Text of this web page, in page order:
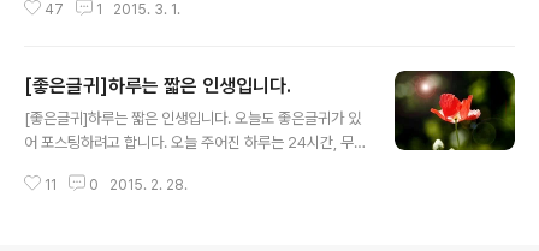
이 나는 이제 나무에 기댈 줄 알게 되었다.​ 나무에 기대어
그늘을 찾아서 지게를 내려놓고 물끄러미​ ​나를 쳐다보셨는
지 알게 되었다 나는 이제 강물을 따라서 흐를 줄도 알게 되
었다​ 강물을 따라 흘러가다 절벽을 휘감아돌 때가 가장 찬
에 지게를 두고 종아리를 씻고 돌아와서 내 이름을 한번씩
47 1 2015. 3. 1.
[좋은글귀]하루는 짧은 인생입니다.
[좋은글귀]하루는 짧은 인생입니다. 오늘도 좋은글귀가 있
어 포스팅하려고 합니다. 오늘 주어진 하루는 24시간, 무
았는지 반성해봅니다. 하루는 짧은 인생 입니다 또 하루
11 0 2015. 2. 28.